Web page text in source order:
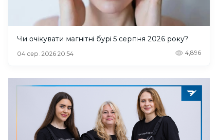
Чи очікувати магнітні бурі 5 серпня 2026 року?
04 сер. 2026 20:54 4,896